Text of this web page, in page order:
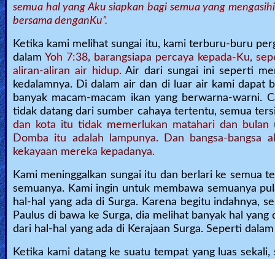
for
New
Believers
Heaven
Hell
Prayer
Bible/Study
semua hal yang Aku siapkan bagi semua yang
bersama denganKu”.
Ketika kami melihat sungai itu, kami terburu-buru
dalam Yoh 7:38, barangsiapa percaya kepada-Ku,
aliran-aliran air hidup.Air dari sungai ini seperti
kedalamnya. Di dalam air dan di luar air kami dapat
banyak macam-macam ikan yang berwarna-warni.
tidak datang dari sumber cahaya tertentu, semua
dan kota itu tidak memerlukan matahari dan bulan
Domba itu adalah lampunya. Dan bangsa-
kekayaan mereka kepadanya.
Kami meninggalkan sungai itu dan berlari ke semua
semuanya. Kami ingin untuk membawa semuanya
hal-hal yang ada di Surga. Karena begitu indahnya,
Paulus di bawa ke Surga, dia melihat banyak hal
dari hal-hal yang ada di Kerajaan Surga. Seperti
Ketika kami datang ke suatu tempat yang luas